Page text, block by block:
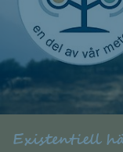
Existentiell